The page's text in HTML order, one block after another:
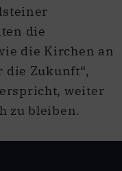
die
die Kirchen an
die Zukunft“,
weiter
zu bleiben.